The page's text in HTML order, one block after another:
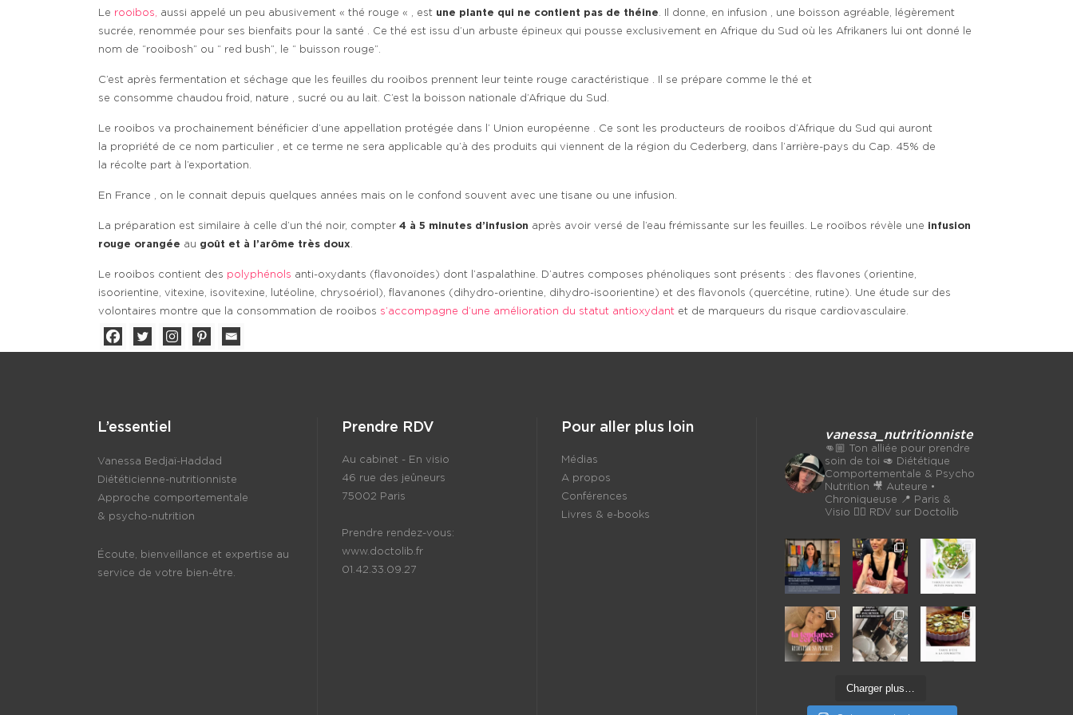
Le rooibos, aussi appelé un peu abusivement « thé rouge « , est une plante qui ne contient pas de théine. Il donne, en infusion , une boisson agréable, légèrement
sucrée, renommée pour ses bienfaits pour la santé . Ce thé est issu d’un arbuste épineux qui pousse exclusivement en Afrique du Sud où les Afrikaners lui ont donné le
nom de “rooibosh” ou “ red bush”, le “ buisson rouge”.
C’est après fermentation et séchage que les feuilles du rooibos prennent leur teinte rouge caractéristique . Il se prépare comme le thé et
se consomme chaudou froid, nature , sucré ou au lait. C’est la boisson nationale d’Afrique du Sud.
Le rooibos va prochainement bénéficier d’une appellation protégée dans l’ Union européenne . Ce sont les producteurs de rooibos d’Afrique du Sud qui auront
la propriété de ce nom particulier , et ce terme ne sera applicable qu’à des produits qui viennent de la région du Cederberg, dans l’arrière-pays du Cap. 45% de
la récolte part à l’exportation.
En France , on le connait depuis quelques années mais on le confond souvent avec une tisane ou une infusion.
La préparation est similaire à celle d’un thé noir, compter 4 à 5 minutes d’infusion après avoir versé de l’eau frémissante sur les feuilles. Le rooïbos révèle une infusion
rouge orangée au goût et à l’arôme très doux.
Le rooibos contient des polyphénols anti-oxydants (flavonoïdes) dont l’aspalathine. D’autres composes phénoliques sont présents : des flavones (orientine,
isoorientine, vitexine, isovitexine, lutéoline, chrysoériol), flavanones (dihydro-orientine, dihydro-isoorientine) et des flavonols (quercétine, rutine). Une étude sur des
volontaires montre que la consommation de rooibos s’accompagne d’une amélioration du statut antioxydant et de marqueurs du risque cardiovasculaire.
L’essentiel
Vanessa Bedjaï-Haddad
Diététicienne-nutritionniste
Approche comportementale
& psycho-nutrition
Écoute, bienveillance et expertise au
service de votre bien-être.
Prendre RDV
Au cabinet - En visio
46 rue des jeûneurs
75002 Paris
Prendre rendez-vous:
www.doctolib.fr
01.42.33.09.27
Pour aller plus loin
Médias
A propos
Conférences
Livres & e-books
vanessa_nutritionniste
👊🏼 Ton alliée pour prendre
soin de toi 🥑 Diététique
Comportementale & Psycho
Nutrition 🎥 Auteure •
Chroniqueuse 📍 Paris &
Visio 👉🏼 RDV sur Doctolib
Charger plus…